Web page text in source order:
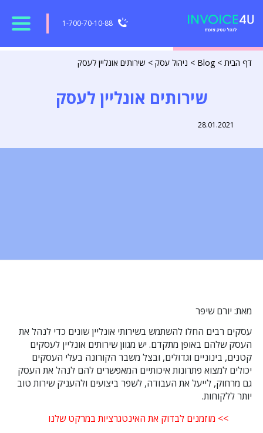
1-700-70-10-88
דף הבית >
Blog
> ניהול עסק > שירותים אונליין לעסק
שירותים אונליין לעסק
28.01.2021
מאת: יורם שיפר
עסקים רבים החלו להשתמש בשירותי אונליין שונים כדי לנהל את
העסק שלהם באופן מתקדם. יש מגוון שירותים אונליין לעסקים
קטנים, בינוניים וגדולים, ובצל משבר הקורונה בעלי העסקים
יכולים למצוא פתרונות איכותיים המאפשרים להם לנהל את העסק
גם מרחוק, לייעל את העבודה, לשפר ביצועים ולהעניק שירות טוב
יותר ללקוחות.
>> מוזמנים לבדוק את האינטגרציות במרקט שלנו